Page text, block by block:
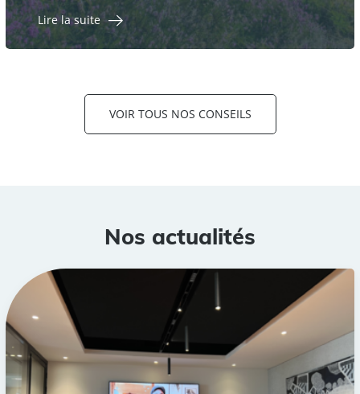
Lire la suite
VOIR TOUS NOS CONSEILS
Nos actualités